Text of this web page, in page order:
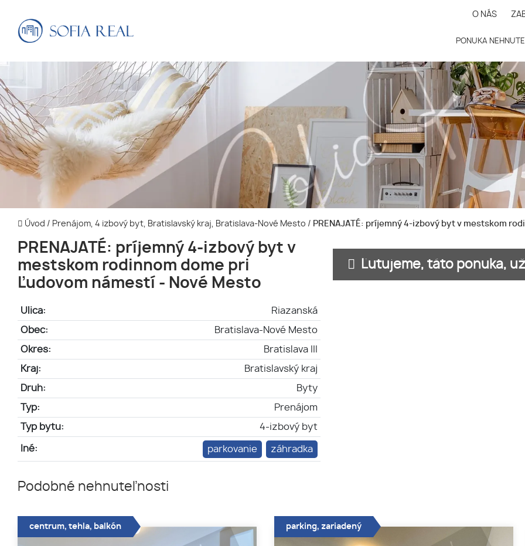
O NÁS
PONUKA
Úvod / Prenájom, 4 izbový byt, Bratislavský kraj, Bratislava-Nové Mesto / PRENAJATÉ: príjemný 4-izbový byt v mestskom
PRENAJATÉ: príjemný 4-izbový byt v
mestskom rodinnom dome pri
Ľudovom námestí - Nové Mesto
Ulica: Riazanská
Obec: Bratislava-Nové Mesto
Okres: Bratislava III
Kraj: Bratislavský kraj
Druh: Byty
Typ: Prenájom
Typ bytu: 4-izbový byt
Iné: parkovanie záhradka
Ľutujeme, táto ponuka,
Podobné nehnuteľnosti
centrum, tehla, balkón parking, zariadený